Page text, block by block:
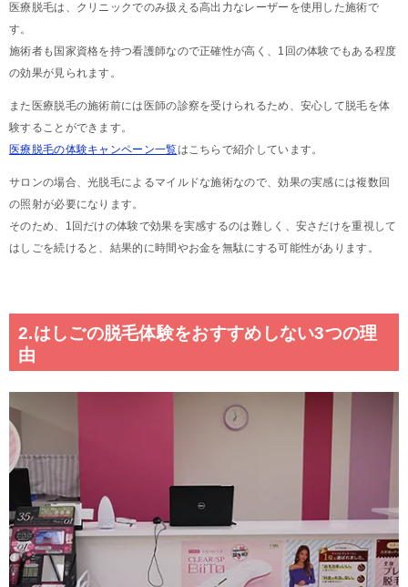
医療脱毛は、クリニックでのみ扱える高出力なレーザーを使用した施術で
す。
施術者も国家資格を持つ看護師なので正確性が高く、1回の体験でもある程度
の効果が見られます。
また医療脱毛の施術前には医師の診察を受けられるため、安心して脱毛を体
験することができます。
医療脱毛の体験キャンペーン一覧はこちらで紹介しています。
サロンの場合、光脱毛によるマイルドな施術なので、効果の実感には複数回
の照射が必要になります。
そのため、1回だけの体験で効果を実感するのは難しく、安さだけを重視して
はしごを続けると、結果的に時間やお金を無駄にする可能性があります。
2.はしごの脱毛体験をおすすめしない3つの理
由